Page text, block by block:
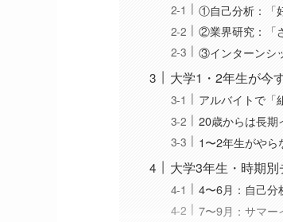
①自己分析：「
②業界研究：「
③インターンシ
大学1・2年生が今
アルバイトで「
20歳からは長期
1〜2年生がやら
大学3年生・時期別
4〜6月：自己分
7〜9月：サマー